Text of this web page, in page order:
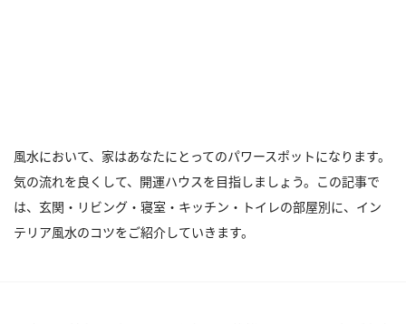
風水において、家はあなたにとってのパワースポットになります。
気の流れを良くして、開運ハウスを目指しましょう。この記事で
は、玄関・リビング・寝室・キッチン・トイレの部屋別に、イン
テリア風水のコツをご紹介していきます。